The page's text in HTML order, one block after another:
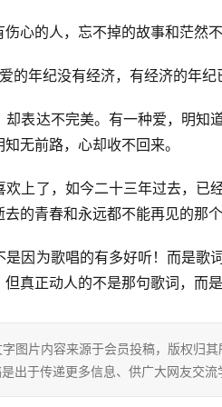
心的人，忘不掉的故事和茫然不
的年纪没有经济，有经济的年纪
表达不完美。有一种爱，明知
无前路，心却收不回来。
上了，如今二十三年过去，已
的青春和永远都不能再见的那个
因为歌唱的有多好听！而是歌
真正动人的不是那句歌词，而
图片内容来源于会员投稿，版权归
出于传递更多信息、供广大网友交流